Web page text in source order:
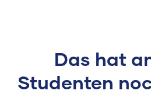
Das hat
Studenten